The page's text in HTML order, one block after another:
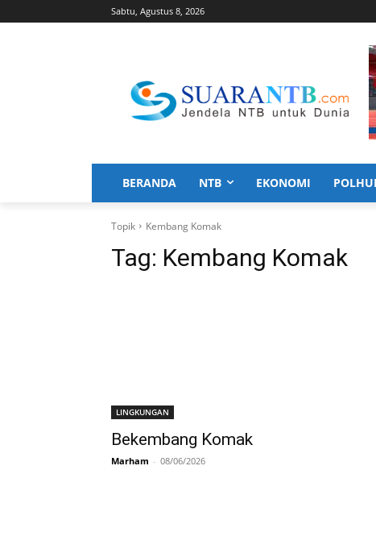
Sabtu, Agustus 8, 2026
BERANDA NTB EKONOMI
Topik Kembang Komak
Tag: Kembang Komak
LINGKUNGAN
Bekembang Komak
Marham - 08/06/2026